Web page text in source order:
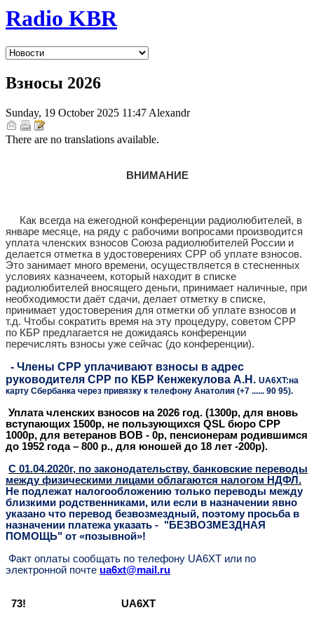
Radio KBR
Взносы 2026
Sunday, 19 October 2025 11:47 Alexandr
There are no translations available.
ВНИМАНИЕ
Как всегда на ежегодной конференции радиолюбителей, в
январе месяце, на ряду с рабочими вопросами производится
уплата членских взносов Союза радиолюбителей России и
делается отметка в удостоверениях СРР об уплате взносов.
Это занимает много времени, осуществляется в стесненных
условиях казначеем, который находит в списке
радиолюбителей вносящего деньги, принимает наличные, при
необходимости даёт сдачи, делает отметку в списке,
принимает удостоверения для отметки об уплате взносов и
т.д. Чтобы сократить время на эту процедуру, советом СРР
по КБР предлагается не дожидаясь конференции
перечислять взносы уже сейчас (до конференции).
- Члены СРР уплачивают взносы в адрес
руководителя СРР по КБР Кенжекулова А.Н. UA6XT:на
карту Сбербанка через привязку к телефону Анатолия (+7 ...... 90 95).
Уплата членских взносов на 2026 год. (1300р, для вновь
вступающих 1500р, не пользующихся QSL бюро СРР
1000р, для ветеранов ВОВ - 0р, пенсионерам родившимся
до 1952 года – 800 р., для юношей до 18 лет -200р).
С 01.04.2020г, по законодательству, банковские переводы
между физическими лицами облагаются налогом НДФЛ.
Не подлежат налогообложению только переводы между
близкими родственниками, или если в назначении явно
указано что перевод безвозмездный, поэтому просьба в
назначении платежа указать - "БЕЗВОЗМЕЗДНАЯ
ПОМОЩЬ" от «позывной»!
Факт оплаты сообщать по телефону UA6XT или по
электронной почте ua6xt@mail.ru
73! UA6XT